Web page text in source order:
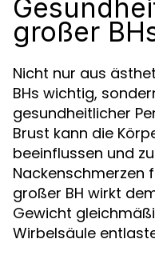
großer
Nicht nur aus
BHs wichtig,
gesundheitlicher
Brust kann die
beeinflussen und
Nackenschmerzen
großer BH wirkt
Gewicht
Wirbelsäule